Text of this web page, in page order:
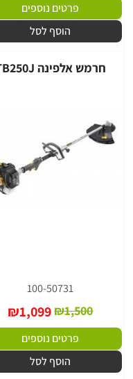
פרטים נוספים
הוסף לסל
חרמש אלפינה TB250J
100-50731
₪1,500
₪1,099
פרטים נוספים
הוסף לסל